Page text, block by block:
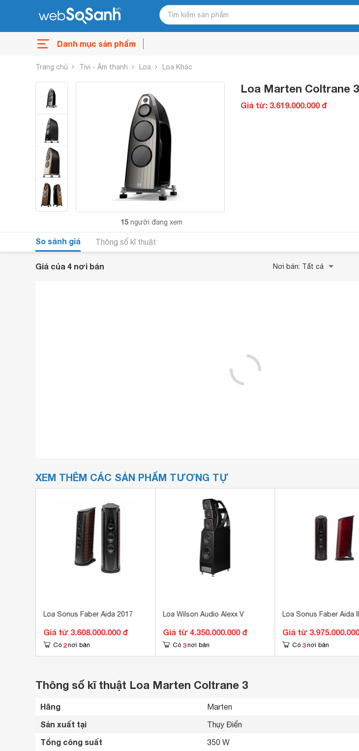
Danh mục sản phẩm
Trang chủ Tivi - Âm thanh Loa Loa Khác
15 người đang xem
Loa Marten Coltrane 3
Giá từ: 3.619.000.000 đ
So sánh giá Thông số kĩ thuật
Giá của 4 nơi bán Nơi bán: Tất cả
XEM THÊM CÁC SẢN PHẨM TƯƠNG TỰ
Loa Sonus Faber Aida 2017
Giá từ 3.608.000.000 đ
Có 2 nơi bán
Loa Wilson Audio Alexx V
Giá từ 4.350.000.000 đ
Có 3 nơi bán
Loa Sonus Faber Aida II
Giá từ
Có 3 nơi bán
Thông số kĩ thuật Loa Marten Coltrane 3
Hãng Marten
Sản xuất tại Thụy Điển
Tổng công suất 350 W